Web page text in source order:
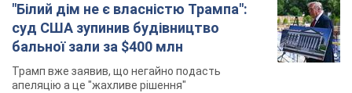
"Білий дім не є власністю Трампа":
суд США зупинив будівництво
бальної зали за $400 млн
Трамп вже заявив, що негайно подасть
апеляцію а це "жахливе рішення"